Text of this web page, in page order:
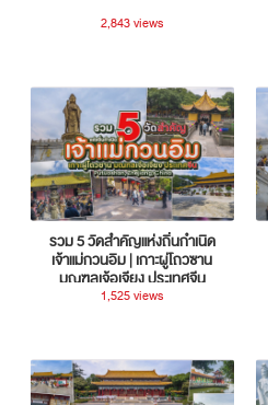
2,843 views
รวม 5 วัดสำคัญแห่งถิ่นกำเนิด
เจ้าแม่กวนอิม | เกาะผู่โถวซาน
มณฑลเจ้อเจียง ประเทศจีน
1,525 views